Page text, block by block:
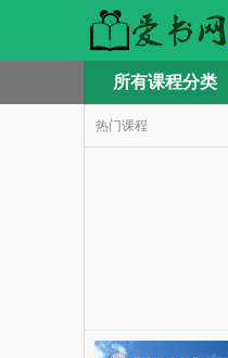
所有课程分类
热门课程